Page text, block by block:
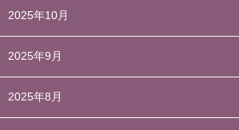
2025年10月
2025年9月
2025年8月